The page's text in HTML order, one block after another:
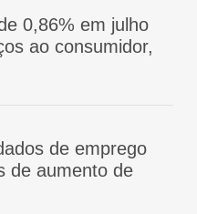
0,86% em julho
ao consumidor,
de emprego
de aumento de